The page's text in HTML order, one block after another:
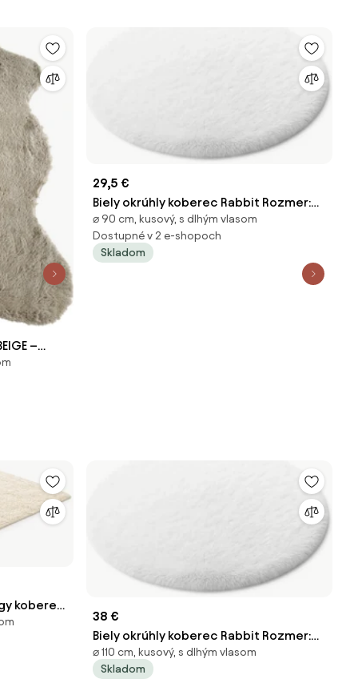
–
29,5 €
Biely okrúhly koberec Rabbit Rozmer:
90 cm
⌀ 90 cm, kusový, s dlhým vlasom
Dostupné v 2 e-shopoch
Skladom
koberec
38 €
Biely okrúhly koberec Rabbit Rozmer:
110 cm
⌀ 110 cm, kusový, s dlhým vlasom
Skladom